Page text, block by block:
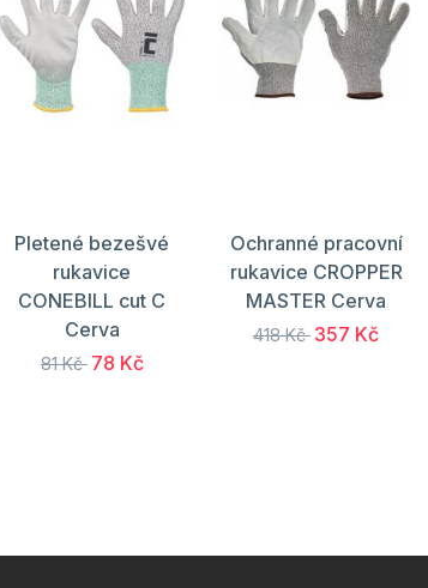
Pletené bezešvé
rukavice
CONEBILL cut C
Cerva
81 Kč 78 Kč
Ochranné pracovní
rukavice CROPPER
MASTER Cerva
418 Kč 357 Kč